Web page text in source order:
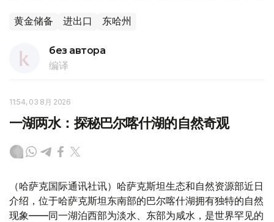
黄金储备 进出口 东哈州
без автора
编译
11:54, 03 8月 2026
一湖两水：探秘巴尔喀什湖的自然奇观
（哈萨克国际通讯社讯）哈萨克斯坦生态和自然资源部近日
介绍，位于哈萨克斯坦东南部的巴尔喀什湖拥有独特的自然
现象——同一湖泊西部为淡水、东部为咸水，是世界罕见的